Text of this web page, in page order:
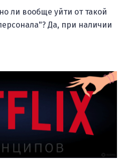
ли вообще уйти от такой
Да, при наличии